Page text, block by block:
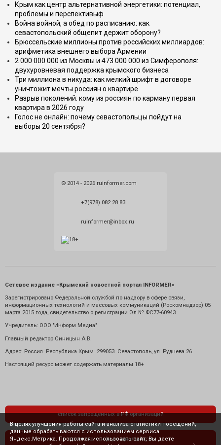
Крым как центр альтернативной энергетики: потенциал,
проблемы и перспективыф
Война войной, а обед по расписанию: как
севастопольский общепит держит оборону?
Брюссельские миллионы против российских миллиардов:
арифметика внешнего выбора Армении
2 000 000 000 из Москвы и 473 000 000 из Симферополя:
двухуровневая поддержка крымского бизнеса
Три миллиона в никуда: как мелкий шрифт в договоре
уничтожит мечты россиян о квартире
Разрыв поколений: кому из россиян по карману первая
квартира в 2026 году
Голос не онлайн: почему севастопольцы пойдут на
выборы 20 сентября?
© 2014 - 2026 ruinformer.com
+7(978) 082 28 83
ruinformer@inbox.ru
Сетевое издание «Крымский новостной портал INFORMER»
Зарегистрировано Федеральной службой по надзору в сфере связи,
информационных технологий и массовых коммуникаций (Роскомнадзор) 05
марта 2015 года, свидетельство о регистрации Эл № ФС77-60943.
Учредитель: ООО "Информ Медиа"
Главный редактор Синицын А.В.
Адрес: Россия. Республика Крым. 299053. Севастополь, ул. Руднева 26.
Настоящий ресурс может содержать материалы 18+
список запрещенных в РФ организаций
политика конфиденциальности
В целях улучшения работы сайта и анализа статистики посещений,
данные обрабатываются с использованием сервиса
Яндекс.Метрика. Продолжая использовать сайт, Вы даете